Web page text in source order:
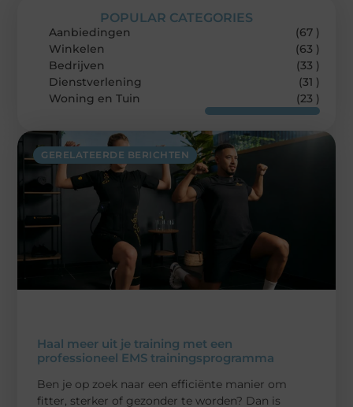
GERELATEERDE BERICHTEN
Haal meer uit je training met een
professioneel EMS trainingsprogramma
Ben je op zoek naar een efficiënte manier om
fitter, sterker of gezonder te worden? Dan is
POPULAR CATEGORIES
Aanbiedingen
(67 )
Winkelen
(63 )
Bedrijven
(33 )
Dienstverlening
(31 )
Woning en Tuin
(23 )